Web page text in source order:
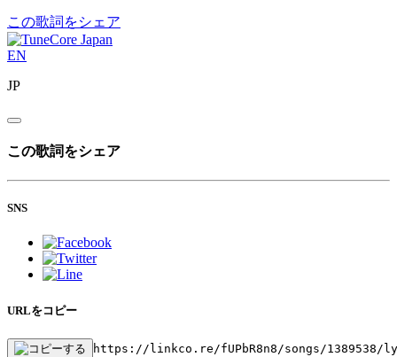
この歌詞をシェア
EN
JP
この歌詞をシェア
SNS
URLをコピー
https://linkco.re/fUPbR8n8/songs/1389538/